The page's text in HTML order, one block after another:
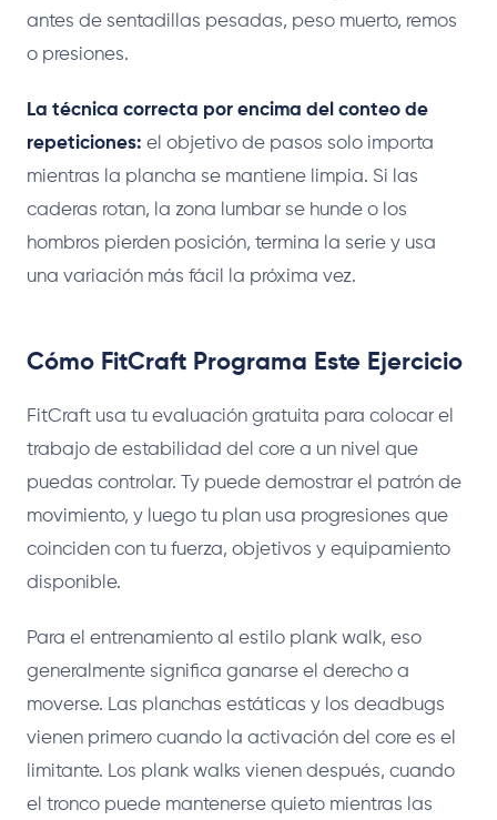
antes de sentadillas pesadas, peso muerto, remos
o presiones.
La técnica correcta por encima del conteo de
repeticiones: el objetivo de pasos solo importa
mientras la plancha se mantiene limpia. Si las
caderas rotan, la zona lumbar se hunde o los
hombros pierden posición, termina la serie y usa
una variación más fácil la próxima vez.
Cómo FitCraft Programa Este Ejercicio
FitCraft usa tu evaluación gratuita para colocar el
trabajo de estabilidad del core a un nivel que
puedas controlar. Ty puede demostrar el patrón de
movimiento, y luego tu plan usa progresiones que
coinciden con tu fuerza, objetivos y equipamiento
disponible.
Para el entrenamiento al estilo plank walk, eso
generalmente significa ganarse el derecho a
moverse. Las planchas estáticas y los deadbugs
vienen primero cuando la activación del core es el
limitante. Los plank walks vienen después, cuando
el tronco puede mantenerse quieto mientras las